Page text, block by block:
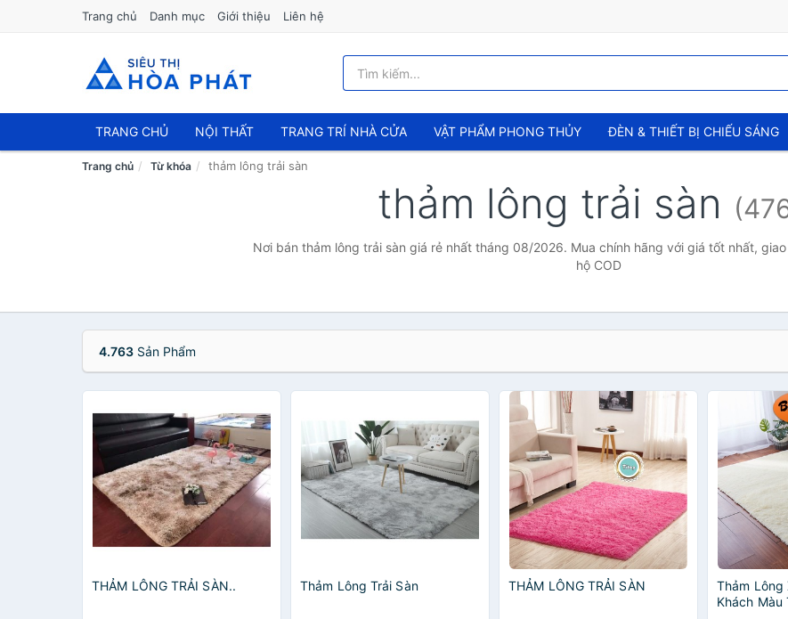
Trang chủ Danh mục Giới thiệu Liên hệ
TRANG CHỦ NỘI THẤT TRANG TRÍ NHÀ CỬA VẬT PHẨM PHONG THỦY ĐÈN & THIẾT BỊ CHIẾU SÁNG
Trang chủ Từ khóa thảm lông trải sàn
thảm lông trải sàn
Nơi bán thảm lông trải sàn giá rẻ nhất tháng 08/2026. Mua chính hãng với giá tốt nhất,
hộ COD
4.763 Sản Phẩm
THẢM LÔNG TRẢI SÀN.. Thảm Lông Trải Sàn THẢM LÔNG TRẢI SÀN
Thảm Lông
Khách Màu